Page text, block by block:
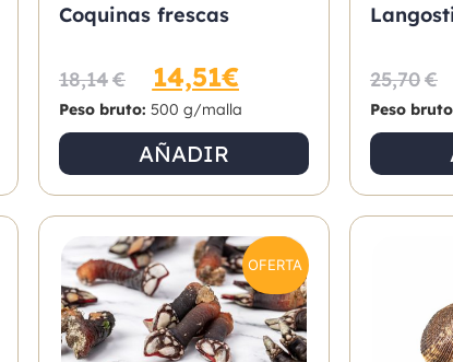
Coquinas frescas
18,14€ 14,51€
Peso bruto: 500 g/malla
AÑADIR
25,70€
Peso
OFERTA